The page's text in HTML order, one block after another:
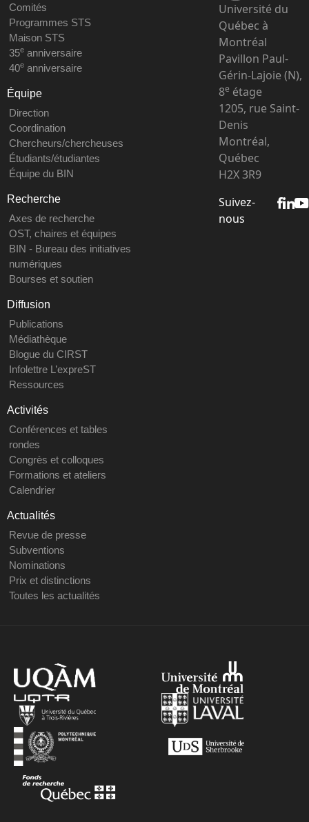
Comités
Programmes STS
Maison STS
35eanniversaire
40eanniversaire
Équipe
Direction
Coordination
Chercheurs/chercheuses
Étudiants/étudiantes
Équipe du BIN
Recherche
Axes de recherche
OST, chaires et équipes
BIN - Bureau des initiatives
numériques
Bourses et soutien
Diffusion
Publications
Médiathèque
Blogue du CIRST
Infolettre L’expreST
Ressources
Activités
Conférences et tables
rondes
Congrès et colloques
Formations et ateliers
Calendrier
Actualités
Revue de presse
Subventions
Nominations
Prix et distinctions
Toutes les actualités
Université du
Québec à
Montréal
Pavillon Paul-
Gérin-Lajoie (N),
8e étage
1205, rue Saint-
Denis
Montréal,
Québec
H2X 3R9
Suivez-
nous